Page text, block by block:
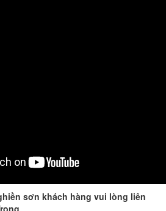
sơn khách hàng vui lòng liên